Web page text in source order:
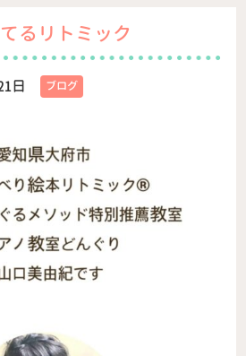
るリトミック
日 ブログ